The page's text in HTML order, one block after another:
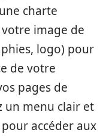
charte
image de
logo) pour
de votre
pages de
un menu clair et
accéder aux